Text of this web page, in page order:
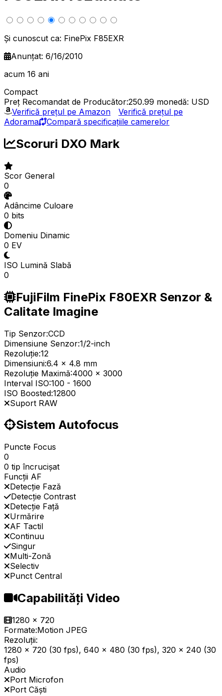
Și cunoscut ca: FinePix F85EXR
Anunțat: 6/16/2010
acum 16 ani
Compact
Preț Recomandat de Producător:250.99 monedă: USD
Verifică prețul pe Amazon
Verifică prețul pe
Adorama
Compară specificațiile camerelor
Scoruri DXO Mark
Scor General
0
Adâncime Culoare
0 bits
Domeniu Dinamic
0 EV
ISO Lumină Slabă
0
FujiFilm FinePix F80EXR Senzor &
Calitate Imagine
Tip Senzor:CCD
Dimensiune Senzor:1/2-inch
Rezoluție:12
Dimensiuni:6.4 x 4.8 mm
Rezoluție Maximă:4000 x 3000
Interval ISO:100 - 1600
ISO Boosted:12800
Suport RAW
Sistem Autofocus
Puncte Focus
0
0 tip încrucișat
Funcții AF
Detecție Fază
Detecție Contrast
Detecție Față
Urmărire
AF Tactil
Continuu
Singur
Multi-Zonă
Selectiv
Punct Central
Capabilități Video
1280 x 720
Formate:Motion JPEG
Rezoluții:
1280 x 720 (30 fps), 640 x 480 (30 fps), 320 x 240 (30
fps)
Audio
Port Microfon
Port Căști